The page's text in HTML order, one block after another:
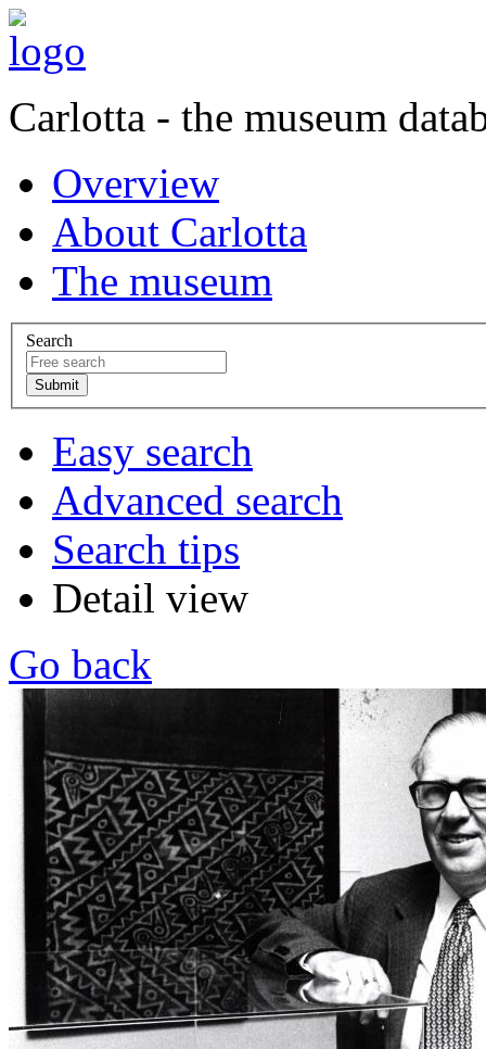
Carlotta - the museum
Overview
About Carlotta
The museum
Search
Easy search
Advanced search
Search tips
Detail view
Go back